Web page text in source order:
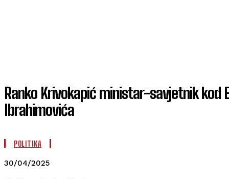
Ranko Krivokapić ministar-savjetnik kod
Ibrahimovića
POLITIKA
30/04/2025